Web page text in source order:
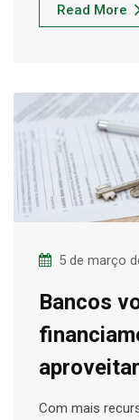
Read More
5 de março
Bancos
Com mais